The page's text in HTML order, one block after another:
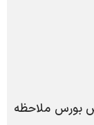
بورس ملاحظه